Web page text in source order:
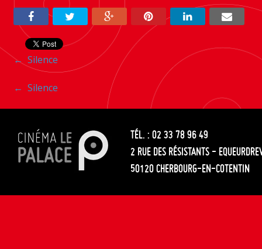
Navigation
entre
les
articles
← Silence
Navigation
entre
les
articles
← Silence
TÉL. : 02 33 78 96 49
2 RUE DES RÉSISTANTS -
50120 CHERBOURG-EN-COTENTIN